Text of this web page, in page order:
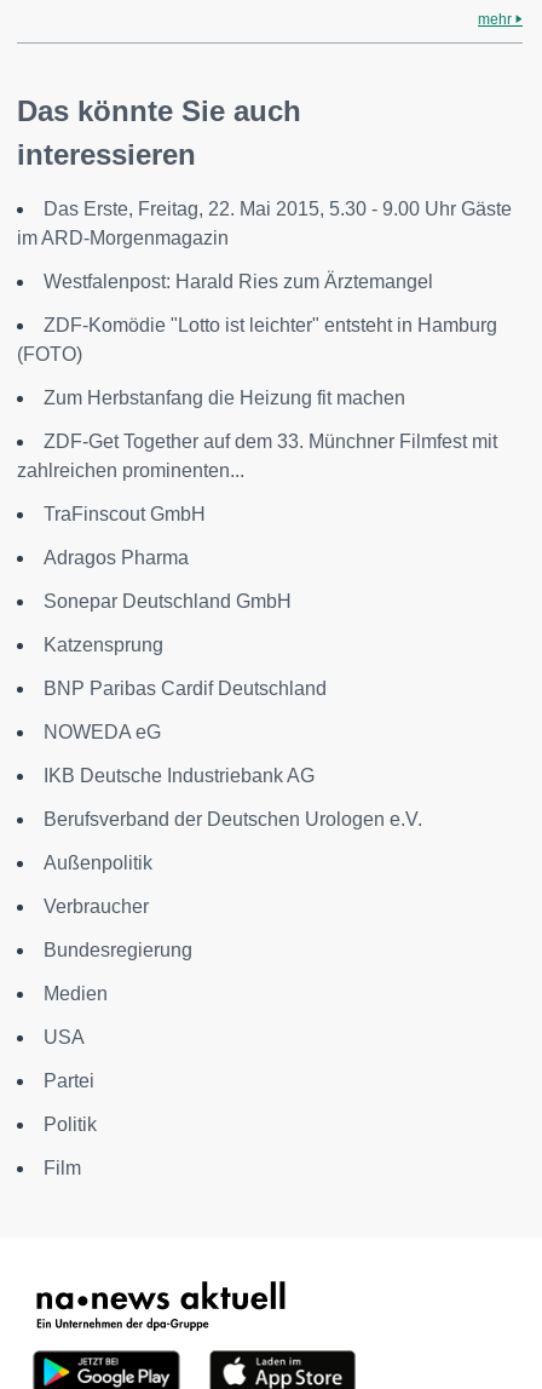
mehr
Das könnte Sie auch
interessieren
Das Erste, Freitag, 22. Mai 2015, 5.30 - 9.00 Uhr Gäste
im ARD-Morgenmagazin
Westfalenpost: Harald Ries zum Ärztemangel
ZDF-Komödie "Lotto ist leichter" entsteht in Hamburg
(FOTO)
Zum Herbstanfang die Heizung fit machen
ZDF-Get Together auf dem 33. Münchner Filmfest mit
zahlreichen prominenten...
TraFinscout GmbH
Adragos Pharma
Sonepar Deutschland GmbH
Katzensprung
BNP Paribas Cardif Deutschland
NOWEDA eG
IKB Deutsche Industriebank AG
Berufsverband der Deutschen Urologen e.V.
Außenpolitik
Verbraucher
Bundesregierung
Medien
USA
Partei
Politik
Film